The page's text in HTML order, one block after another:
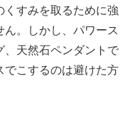
くすみを取るために強
ん。しかし、パワース
、天然石ペンダントで
でこするのは避けた方